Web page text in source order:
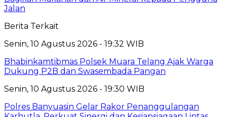
Jalan
Berita Terkait
Senin, 10 Agustus 2026 - 19:32 WIB
Bhabinkamtibmas Polsek Muara Telang Ajak Warga
Dukung P2B dan Swasembada Pangan
Senin, 10 Agustus 2026 - 19:30 WIB
Polres Banyuasin Gelar Rakor Penanggulangan